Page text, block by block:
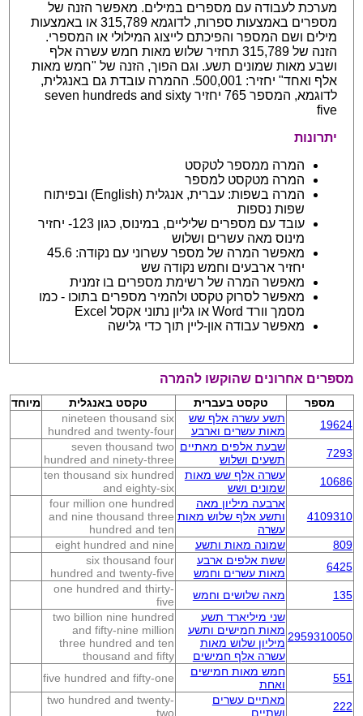
מערכת לעבודה עם מספרים במילים. מאפשר הזנה של
מספרים באמצעות ספרות, לדוגמא 315,789 או באמצעות
מילים ושם המספר והפיכתם לייצוג המילולי או המספרי.
הזנה של 315,789 תחזיר שלוש מאות חמש עשרה אלף
ושבע מאות שמונים תשע. וגם הפוך, הזנה של "חמש מאות
אלף ואחד" יחזיר: 500,001. ההמרה עובדת גם באנגלית,
לדוגמא, המספר 765 יחזיר seven hundreds and sixty
five
יתרונות
המרה ממספר לטקסט
המרה מטקסט למספר
המרה בשפות: עברית, אנגלית (English) ובפיתוח
שפות נספות
עובד עם מספרים שליליים, במינוס, כגון 123- יחזיר
מינוס מאה עשרים ושלוש
מאפשר המרה של מספר עשרוני עם נקודה: 45.6
יחזיר ארבעים וחמש נקודה שש
מאפשר המרה של רשימת מספרים בו זמנית
מאפשר לסרוק טקסט ולהמיר מספרים בתוכו - כמו
מסמך וורד Word או גליון נתוני אקסל Excel
מאפשר עבודה און-ליין תוך כדי גלישה
מספרים אחרונים שהוקשו להמרה
מספר טקסט בעברית טקסט באנגלית
מיוחד
19624
תשע עשרה אלף שש
מאות עשרים וארבע
nineteen thousand six
hundred and twenty-four
7293
שבעת אלפים מאתיים
תשעים ושלוש
seven thousand two
hundred and ninety-three
10686
עשרה אלף שש מאות
שמונים ושש
ten thousand six hundred
and eighty-six
4109310
ארבעה מיליון מאה
ותשע אלף שלוש מאות
עשרה
four million one hundred
and nine thousand three
hundred and ten
809
שמונה מאות ותשע
eight hundred and nine
6425
ששת אלפים ארבע
מאות עשרים וחמש
six thousand four
hundred and twenty-five
135
מאה שלושים וחמש
one hundred and thirty-
five
2959310050
שני מיליארד תשע
מאות חמישים ותשע
מיליון שלוש מאות
עשרה אלף חמישים
two billion nine hundred
and fifty-nine million
three hundred and ten
thousand and fifty
551
חמש מאות חמישים
ואחת
five hundred and fifty-one
222
מאתיים עשרים
ושתיים
two hundred and twenty-
two